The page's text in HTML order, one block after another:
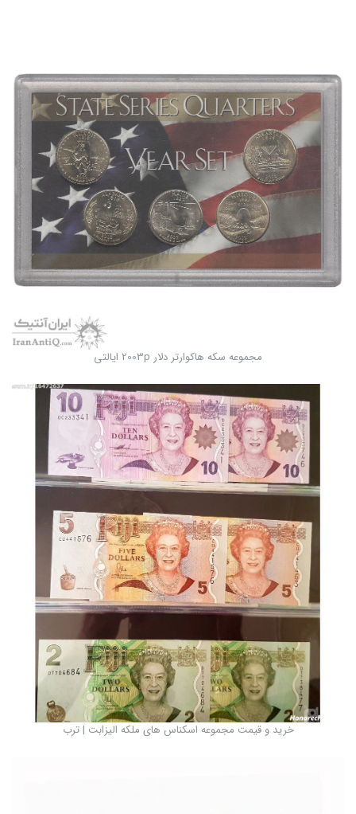
مجموعه سکه هاکوارتر دلار 2003p ایالتی
خرید و قیمت مجموعه اسکناس های ملکه الیزابت | ترب